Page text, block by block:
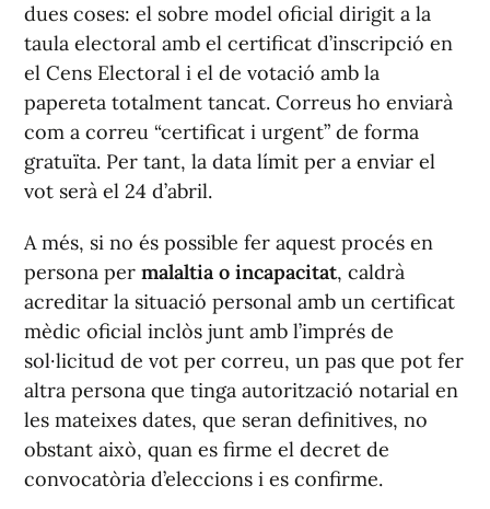
dues coses: el sobre model oficial dirigit a la
taula electoral amb el certificat d’inscripció en
el Cens Electoral i el de votació amb la
papereta totalment tancat. Correus ho enviarà
com a correu “certificat i urgent” de forma
gratuïta. Per tant, la data límit per a enviar el
vot serà el 24 d’abril.
A més, si no és possible fer aquest procés en
persona per malaltia o incapacitat, caldrà
acreditar la situació personal amb un certificat
mèdic oficial inclòs junt amb l’imprés de
sol·licitud de vot per correu, un pas que pot fer
altra persona que tinga autorització notarial en
les mateixes dates, que seran definitives, no
obstant això, quan es firme el decret de
convocatòria d’eleccions i es confirme.